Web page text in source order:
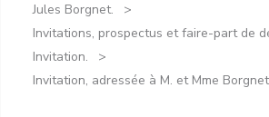
Jules Borgnet.
Invitations, prospectus et faire-part de
Invitation.
Invitation, adressée à M. et Mme